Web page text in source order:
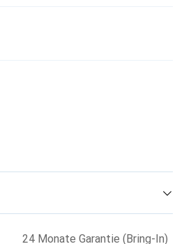
24 Monate Garantie (Bring-In)